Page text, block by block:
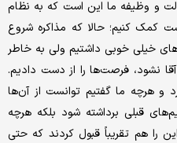
و وظیفه ما این است که به نظام
کمک کنیم؛ حالا که مذاکره شروع
خیلی خوبی داشتیم ولی به خاطر
نشود، فرصت‌ها را از دست دادیم.
بهار ۱۴۰۰ مذاکره کرد و هرچه ما گفتیم توانست از آن‌ها
قبلی برداشته شود بلکه هرچه
را هم تقریباً قبول کردند که حتی